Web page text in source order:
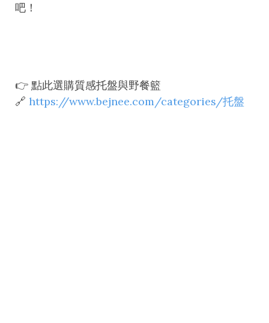
吧！
👉 點此選購質感托盤與野餐籃
🔗 https://www.bejnee.com/categories/托盤